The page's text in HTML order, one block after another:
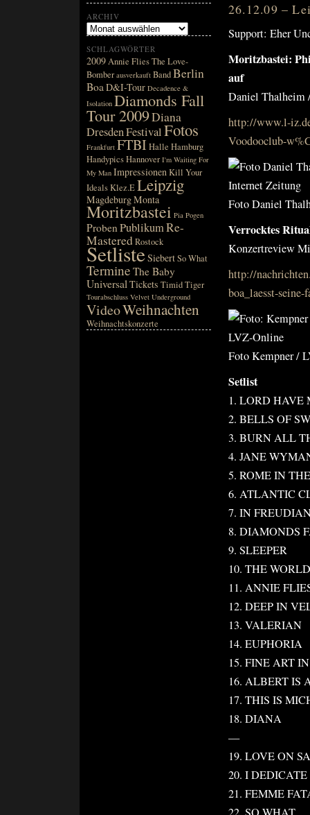
26.12.09 –
Support: Eher
Moritzbastei:
auf
Daniel Thalheim
http://www.l-
Voodooclub-
Foto Daniel
Verrocktes
Konzertreview
http://
boa_laesst-
Foto Kempner /
Setlist
1. LORD HAVE
2. BELLS OF
3. BURN ALL
4. JANE
5. ROME IN
6. ATLANTIC
7. IN
8. DIAMONDS
9. SLEEPER
10. THE
11. ANNIE
12. DEEP IN
13. VALERIAN
14. EUPHORIA
15. FINE ART
16. ALBERT IS
17. THIS IS
18. DIANA
—
19. LOVE ON
20. I
21. FEMME
ARCHIV
SCHLAGWÖRTER
2009Annie Flies The Love-
Bomber ausverkauft BandBerlin
BoaD&I-Tour Decadence &
Isolation Diamonds Fall
Tour 2009Diana
DresdenFestivalFotos
Frankfurt FTBIHalle Hamburg
HandypicsHannover I'm Waiting For
My Man ImpressionenKill Your
IdealsKlez.ELeipzig
MagdeburgMonta
Moritzbastei Pia Pogen
ProbenPublikumRe-
MasteredRostock
SetlisteSiebertSo What
Termine The Baby
UniversalTickets Timid Tiger
Tourabschluss Velvet Underground
VideoWeihnachten
Weihnachtskonzerte